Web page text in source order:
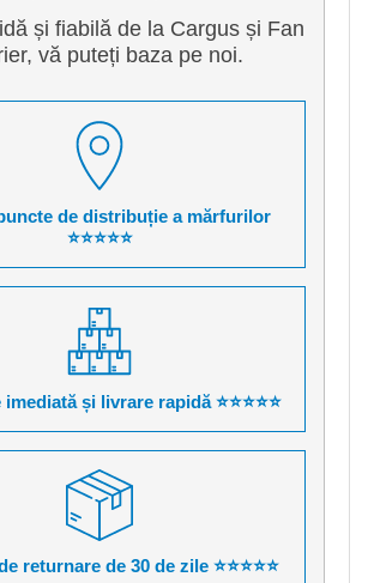
și fiabilă de la Cargus și Fan
vă puteți baza pe noi.
de distribuție a mărfurilor
⭐⭐⭐⭐⭐
și livrare rapidă ⭐⭐⭐⭐⭐
returnare de 30 de zile ⭐⭐⭐⭐⭐